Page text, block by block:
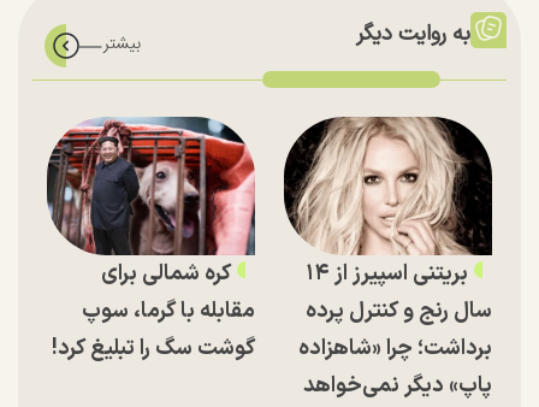
به روایت دیگر
بریتنی اسپیرز از ۱۴
سال رنج و کنترل پرده
برداشت؛ چرا «شاهزاده
پاپ» دیگر نمی‌خواهد
کره شمالی برای
مقابله با گرما، سوپ
گوشت سگ را تبلیغ کرد!